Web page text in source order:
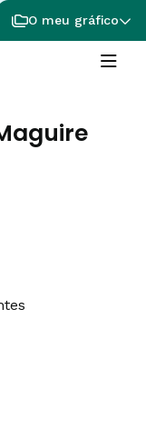
O meu gráfico